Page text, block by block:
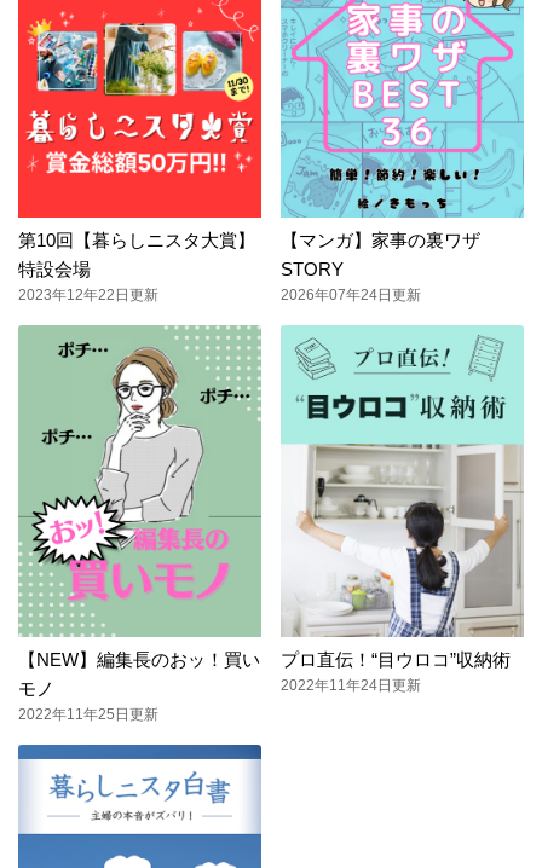
第10回【暮らしニスタ大賞】
特設会場
2023年12年22日更新
【マンガ】家事の裏ワザ
STORY
2026年07年24日更新
【NEW】編集長のおッ！買い
モノ
2022年11年25日更新
プロ直伝！“目ウロコ”収納術
2022年11年24日更新